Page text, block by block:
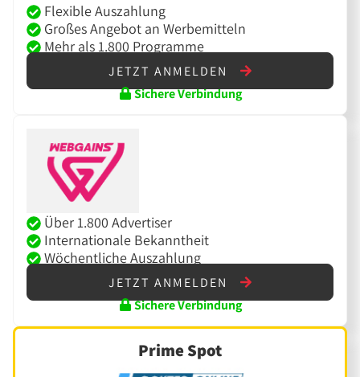
Flexible Auszahlung
Großes Angebot an Werbemitteln
Mehr als 1.800 Programme
JETZT ANMELDEN
Sichere Verbindung
Über 1.800 Advertiser
Internationale Bekanntheit
Wöchentliche Auszahlung
JETZT ANMELDEN
Sichere Verbindung
Prime Spot